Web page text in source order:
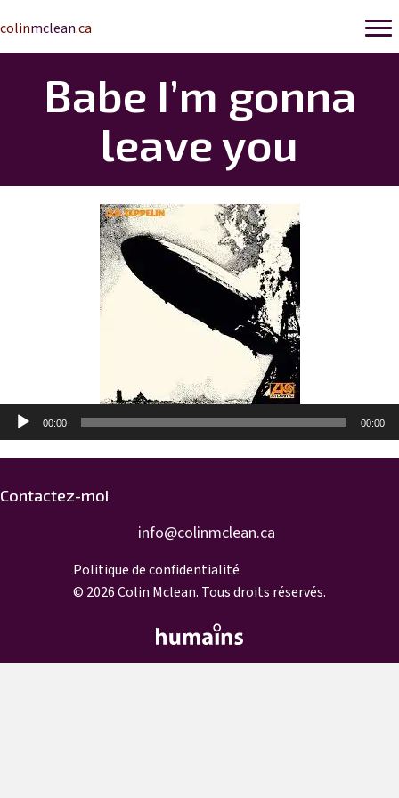
colinmclean.ca
Babe I’m gonna
leave you
Lecteur
audio
00:00 00:00
Contactez-moi
info@colinmclean.ca
info@colinmclean.ca
Politique de confidentialité
© 2026 Colin Mclean. Tous droits réservés.